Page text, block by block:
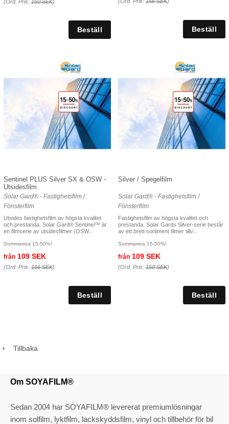
(Ord. Pris: 150 SEK)
Sentinel PLUS Silver SX & OSW -
Utsidesfilm
Solar Gard® - Fastighetsfilm /
Fönsterfilm
Utsides fastighetsfilm av högsta kvalitet
och prestanda. Solar Gard® Sentinel™ är
en filmserie av utsidesfilmer (OSW...
Sommarrea 15-50%!
från 109 SEK
(Ord. Pris: 156 SEK)
Silver / Spegelfilm
Solar Gard® - Fastighetsfilm /
Fönsterfilm
Fastighetsfilm av högsta kvalitet och
prestanda. Solar Gards Silver-serie består
av ett brett sortiment filmer tillv...
Sommarrea 15-50%!
från 109 SEK
(Ord. Pris: 150 SEK)
Tillbaka
Om SOYAFILM®
Sedan 2004 har SOYAFILM® levererat premiumlösningar
inom solfilm, lyktfilm, lackskyddsfilm, vinyl och tillbehör för bil